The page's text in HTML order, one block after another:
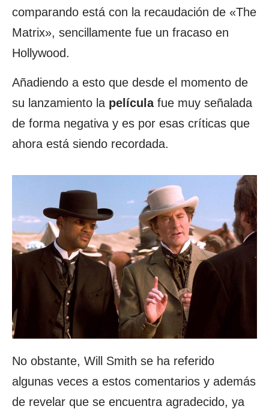
comparando está con la recaudación de «The
Matrix», sencillamente fue un fracaso en
Hollywood.
Añadiendo a esto que desde el momento de
su lanzamiento la películafue muy señalada
de forma negativa y es por esas críticas que
ahora está siendo recordada.
No obstante, Will Smith se ha referido
algunas veces a estos comentarios y además
de revelar que se encuentra agradecido, ya